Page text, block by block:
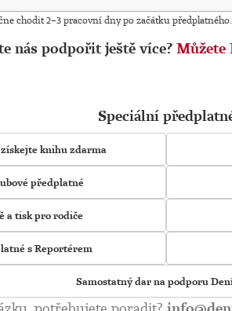
chodit 2–3 pracovní dny po začátku předplatného.
nás podpořit ještě více?Můžete
Speciální
knihu zdarma
předplatné
a tisk pro rodiče
s Reportérem
Samostatný dar na podporu